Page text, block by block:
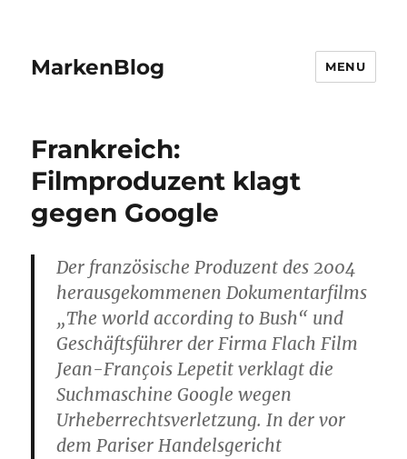
MarkenBlog MENU
Frankreich:
Filmproduzent klagt
gegen Google
Der französische Produzent des 2004
herausgekommenen Dokumentarfilms
„The world according to Bush“ und
Geschäftsführer der Firma Flach Film
Jean-François Lepetit verklagt die
Suchmaschine Google wegen
Urheberrechtsverletzung. In der vor
dem Pariser Handelsgericht